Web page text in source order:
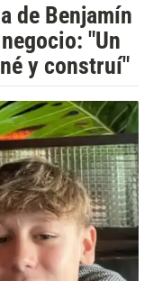
de Benjamín
"Un
y construí"